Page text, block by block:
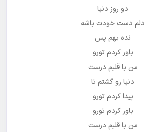
دو روز دنیا
دلم دست خودت باشه
نده بهم پس
باور کردم تورو
من با قلبم درست
دنیا رو گشتم تا
پیدا کردم تورو
باور کردم تورو
من با قلبم درست